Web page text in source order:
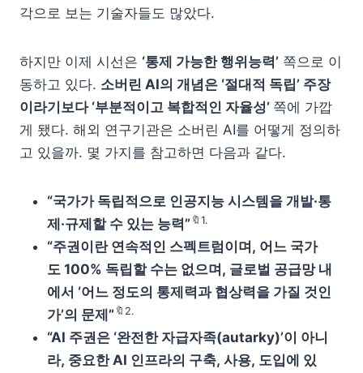
각으로 보는 기술자들도 많았다.
하지만 이제 시선은 ‘통제 가능한 행위능력’ 쪽으로 이
동하고 있다. 소버린 AI의 개념은 ‘절대적 독립’ 주장
이라기보다 ‘부분적이고 복합적인 자율성’ 쪽에 가깝
게 됐다. 해외 연구기관은 소버린 AI를 어떻게 정의하
고 있을까. 몇 가지를 참고하면 다음과 같다.
“국가가 독립적으로 인공지능 시스템을 개발·통
제·규제할 수 있는 능력” 🔖1.
“주권이란 연속적인 스펙트럼이며, 어느 국가
도 100% 독립할 수는 없으며, 글로벌 공급망 내
에서 ‘어느 정도의 통제력과 협상력을 가질 것인
가’의 문제” 🔖2.
“AI 주권은 ‘완전한 자급자족(autarky)’이 아니
라, 중요한 AI 인프라의 구축, 사용, 도입에 있